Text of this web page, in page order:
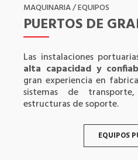
MAQUINARIA / EQUIPOS
PUERTOS DE
Las instalaciones
alta capacidad y
gran experiencia en
sistemas de
estructuras de soporte.
EQUIPOS